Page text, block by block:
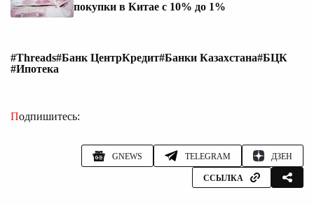
покупки в Китае с 10% до 1%
#Threads#Банк ЦентрКредит#Банки Казахстана#БЦК
#Ипотека
Подпишитесь:
GNEWS TELEGRAM ДЗЕН
ССЫЛКА